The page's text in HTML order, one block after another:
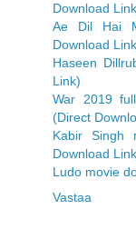
Download
Ae Dil Hai
Download
Haseen
Link)
War 2019
(Direct
Kabir Singh
Download
Ludo movie
Vastaa